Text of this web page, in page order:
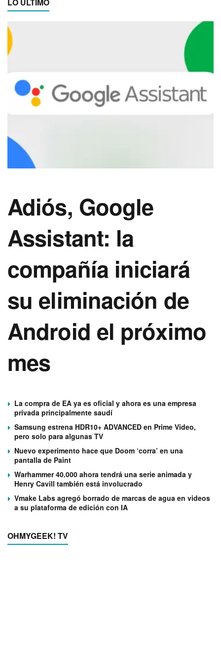
Adiós, Google
Assistant: la
compañía iniciará
su eliminación de
Android el próximo
mes
La compra de EA ya es oficial y ahora es una empresa
privada principalmente saudí
Samsung estrena HDR10+ ADVANCED en Prime Video,
pero solo para algunas TV
Nuevo experimento hace que Doom ‘corra’ en una
pantalla de Paint
Warhammer 40.000 ahora tendrá una serie animada y
Henry Cavill también está involucrado
Vmake Labs agregó borrado de marcas de agua en videos
a su plataforma de edición con IA
OHMYGEEK! TV